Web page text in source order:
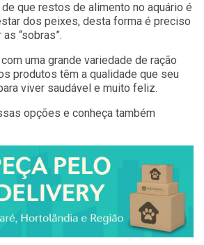
que restos de alimento no aquário é
dos peixes, desta forma é preciso
“sobras”.
uma grande variedade de ração
produtos têm a qualidade que seu
viver saudável e muito feliz.
opções e conheça também